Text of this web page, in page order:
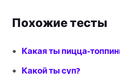
Похожие тесты
Какая ты пицца-
Какой ты суп?